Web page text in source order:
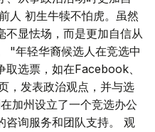
人 初生牛犊不怕虎。虽然
不显怯场，而是更加自信从
"年轻华裔候选人在竞选中
选票，如在Facebook、
，发表政治观点，并与选
加州设立了一个竞选办公
咨询服务和团队支持。 观